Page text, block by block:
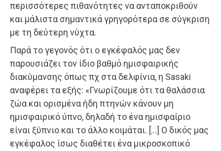
περισσότερες πιθανότητες να ανταποκριθούν
και μάλιστα σημαντικά γρηγορότερα σε σύγκριση
με τη δεύτερη νύχτα.
Παρά το γεγονός ότι ο εγκέφαλός μας δεν
παρουσιάζει τον ίδιο βαθμό ημισφαιρικής
διακύμανσης όπως πχ στα δελφίνια, η Sasaki
αναφέρει τα εξής: «Γνωρίζουμε ότι τα θαλάσσια
ζώα και ορισμένα ήδη πτηνών κάνουν μη
ημισφαιρικό ύπνο, δηλαδή το ένα ημισφαίριο
είναι ξύπνιο και το άλλο κοιμάται. […] Ο δικός μας
εγκέφαλος ίσως διαθέτει ένα μικροσκοπικό